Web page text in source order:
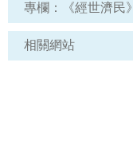
專欄：《經世濟民》
相關網站